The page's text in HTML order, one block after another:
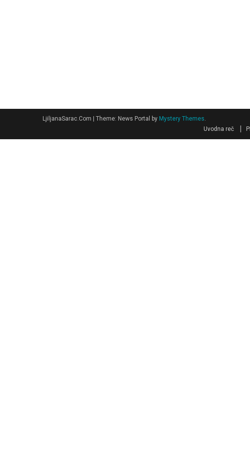
LjiljanaSarac.Com Theme: News Portal by Mystery Themes.
Uvodna reč